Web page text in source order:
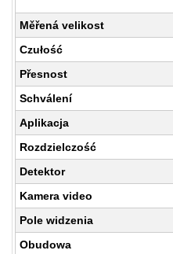
Měřená velikost
Czułość
Přesnost
Schválení
Aplikacja
Rozdzielczość
Detektor
Kamera video
Pole widzenia
Obudowa